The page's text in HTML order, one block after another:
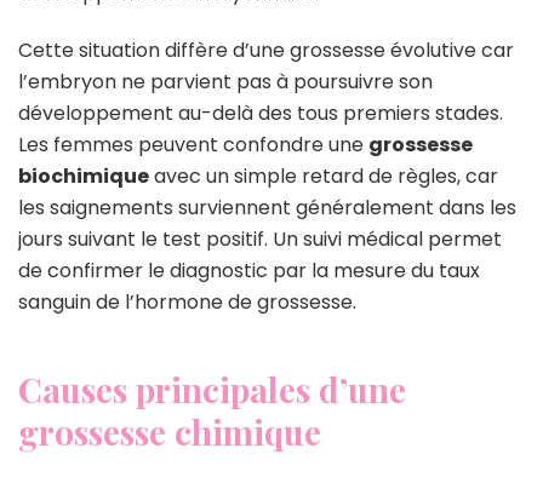
Cette situation diffère d’une grossesse évolutive car
l’embryon ne parvient pas à poursuivre son
développement au-delà des tous premiers stades.
Les femmes peuvent confondre une grossesse
biochimiqueavec un simple retard de règles, car
les saignements surviennent généralement dans les
jours suivant le test positif. Un suivi médical permet
de confirmer le diagnostic par la mesure du taux
sanguin de l’hormone de grossesse.
Causes principales d’une
grossesse chimique